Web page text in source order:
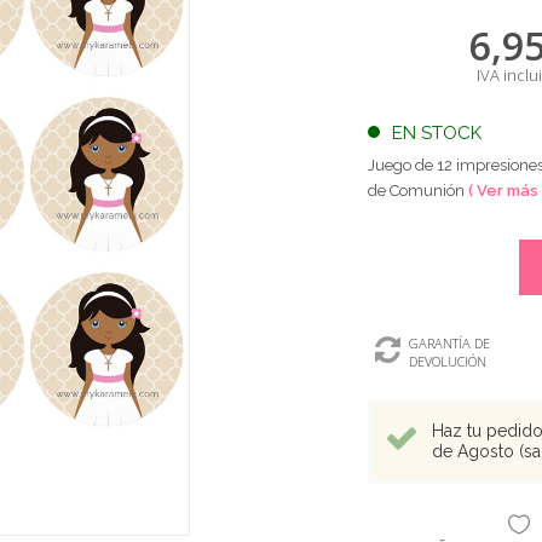
IVA
EN STOCK
Juego de 12
de Comunión ( Ver más
GARANTÍA DE
DEVOLUCIÓN
Haz tu
de Agosto